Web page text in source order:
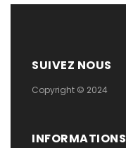
SUIVEZ NOUS
Copyright © 2024
INFORMATIONS